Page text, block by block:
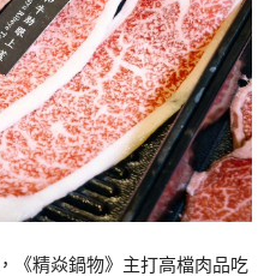
《精焱鍋物》主打高檔肉品吃